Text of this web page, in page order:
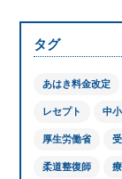
タグ
あはき料金改定
レセプト 中
厚生労働省
柔道整復師